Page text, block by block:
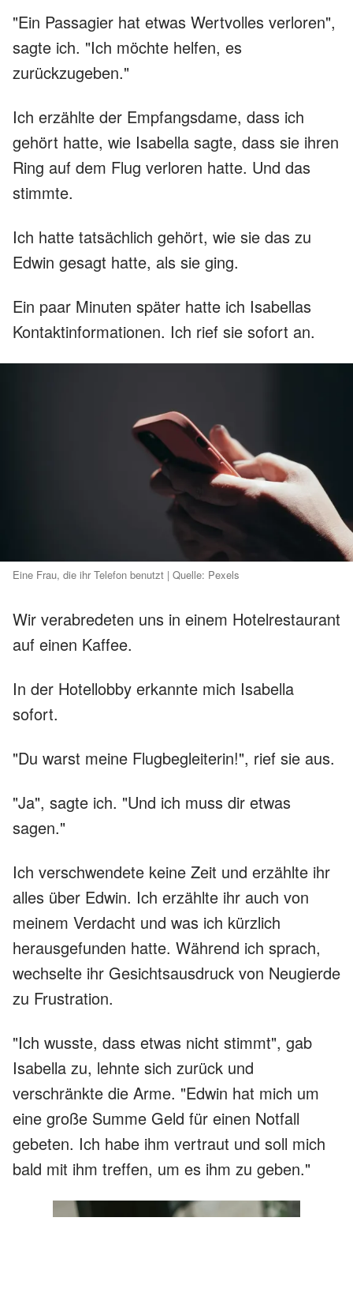
"Ein Passagier hat etwas Wertvolles verloren",
sagte ich. "Ich möchte helfen, es
zurückzugeben."
Ich erzählte der Empfangsdame, dass ich
gehört hatte, wie Isabella sagte, dass sie ihren
Ring auf dem Flug verloren hatte. Und das
stimmte.
Ich hatte tatsächlich gehört, wie sie das zu
Edwin gesagt hatte, als sie ging.
Ein paar Minuten später hatte ich Isabellas
Kontaktinformationen. Ich rief sie sofort an.
Eine Frau, die ihr Telefon benutzt | Quelle: Pexels
Wir verabredeten uns in einem Hotelrestaurant
auf einen Kaffee.
In der Hotellobby erkannte mich Isabella
sofort.
"Du warst meine Flugbegleiterin!", rief sie aus.
"Ja", sagte ich. "Und ich muss dir etwas
sagen."
Ich verschwendete keine Zeit und erzählte ihr
alles über Edwin. Ich erzählte ihr auch von
meinem Verdacht und was ich kürzlich
herausgefunden hatte. Während ich sprach,
wechselte ihr Gesichtsausdruck von Neugierde
zu Frustration.
"Ich wusste, dass etwas nicht stimmt", gab
Isabella zu, lehnte sich zurück und
verschränkte die Arme. "Edwin hat mich um
eine große Summe Geld für einen Notfall
gebeten. Ich habe ihm vertraut und soll mich
bald mit ihm treffen, um es ihm zu geben."